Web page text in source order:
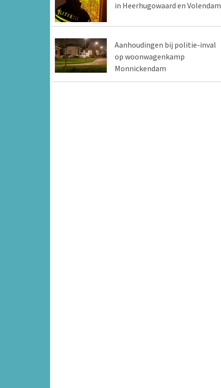
in Heerhugowaard en Volendam
Aanhoudingen bij politie-inval
op woonwagenkamp
Monnickendam